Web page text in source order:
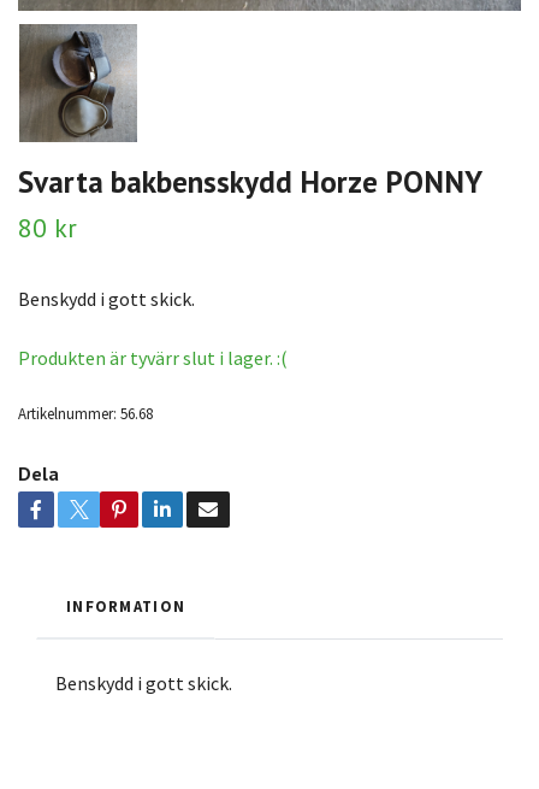
Svarta bakbensskydd Horze PONNY
80 kr
Benskydd i gott skick.
Produkten är tyvärr slut i lager. :(
Artikelnummer: 56.68
Dela
INFORMATION
Benskydd i gott skick.